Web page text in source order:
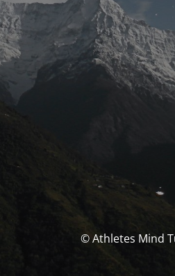
© Athletes Mind